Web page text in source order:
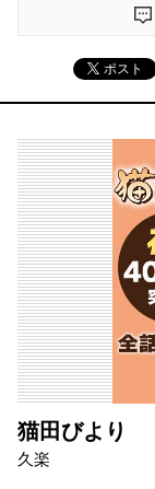
ポスト
猫田びより
久楽